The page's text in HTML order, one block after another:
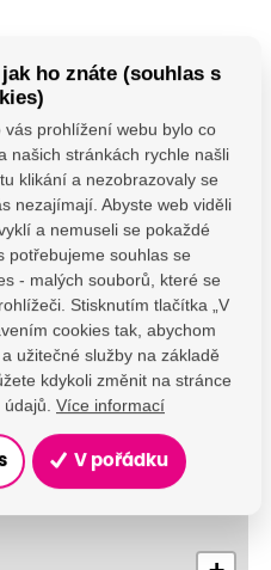
ho znáte (souhlas s
prohlížení webu bylo co
našich stránkách rychle našli
klikání a nezobrazovaly se
nezajímají. Abyste web viděli
a nemuseli se pokaždé
potřebujeme souhlas se
- malých souborů, které se
Stisknutím tlačítka „V
cookies tak, abychom
užitečné služby na základě
kdykoli změnit na stránce
Více informací
V pořádku